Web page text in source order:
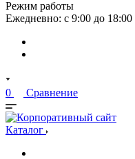
Режим работы
Ежедневно: с 9:00 до 18:00
0 Сравнение
Каталог